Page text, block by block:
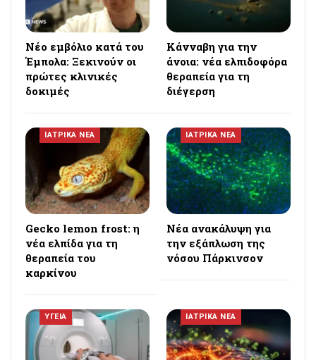
Νέο εμβόλιο κατά του
Έμπολα: Ξεκινούν οι
πρώτες κλινικές
δοκιμές
Κάνναβη για την
άνοια: νέα ελπιδοφόρα
θεραπεία για τη
διέγερση
ΙΑΤΡΙΚΑ ΝΕΑ
Gecko lemon frost: η
νέα ελπίδα για τη
θεραπεία του
καρκίνου
ΙΑΤΡΙΚΑ ΝΕΑ
Νέα ανακάλυψη για
την εξάπλωση της
νόσου Πάρκινσον
ΥΓΕΙΑ ΙΑΤΡΙΚΑ ΝΕΑ